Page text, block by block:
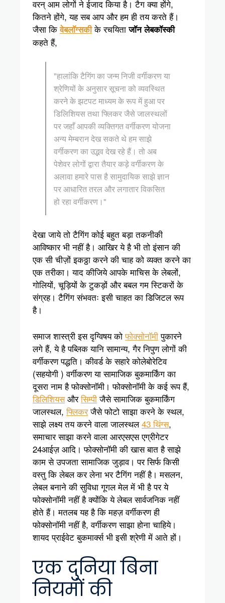
वरन् आम लोगों ने ईजाद किया है। टैग क्या होंगे,
कितने होंगे, यह सब आप और हम ही तय करते हैं।
जैसा किवेबलॉग्सकीके रचयिताजॉन लेबकॉस्की
कहते हैं,
"हालांकि टैगिंग का जन्म निजी वर्गीकरण या
श्रेणियों के अनुसार सूचना को व्यवस्थित
करने के झटपट माध्यम के रूप में हुआ पर
डिलिशियस तथा फ्लिकर जैसे जालस्थलों
पर जहाँ आपकी व्यक्तिगत वर्गीकरण योजना
अन्य मेम्बरान देख सकते थे हम साझे
वर्गीकरण का उद्भव देख रहे हैं। तो अब
पेशेवर लोगों द्वारा तैयार कड़े वर्गीकरण के
अलावा हमारे पास है सामुदायिक साझे ज्ञान
पर आधारित तरल और लगातार विकसित
हो रहा वर्गीकरण।"
देखा जाये तो टैगिंग कोई बहुत बड़ा तकनीकी
आविष्कार भी नहीं है। आखिर ये है भी तो इंसान की
एक सी चीज़ों इकठ्ठा करने की चाह को व्यक्त करने का
एक तरीका। याद कीजिये आपके माचिस के लेबलों,
गोलियों, चूड़ियों के टुकड़ों और बबल गम स्टिकरों के
संग्रह। टैगिंग संभवतः इसी चाहत का डिजिटल रूप
है।
समाज शास्त्री इस दृग्विषय कोफोक्सोनॉमीपुकारने
लगे हैं, ये है पब्लिक यानि सामान्य, गैर निपुण लोगों की
वर्गीकरण पद्धति। कीवर्ड के सहारे कोलेबोरेटिव
(सहयोगी ) वर्गीकरण या सामाजिक बुकमार्किंग का
दूसरा नाम है फोक्सोनॉमी। फोक्सोनॉमी के कई रूप हैं,
डिलिशियसऔरसिम्पीजैसे सामाजिक बुकमार्किंग
जालस्थल,फ्लिकरजैसे फोटो साझा करने के स्थल,
साझे लक्ष्य तय करने वाला जालस्थल43 थिंग्स,
समाचार साझा करने वाला आरएसएस एग्रीगेटर
24आईज़ आदि। फोक्सोनॉमी की खास बात है साझे
काम से उपजता सामाजिक जुड़ाव। पर सिर्फ किसी
वस्तु कि लेबल कर लेना भर टैगिंग नहीं है। मसलन,
लेबल बनाने की सुविधा गूगल मेल में भी है पर ये
फोक्सोनॉमी नहीं है क्योंकि ये लेबल सार्वजनिक नहीं
होते हैं। मतलब यह है कि महज़ वर्गीकरण ही
फोक्सोनॉमी नहीं है, वर्गीकरण साझा होना चाहिये।
शायद प्राईवेट बुकमार्क्स भी इसी श्रेणी में आते हों।
एक दुनिया बिना
नियमों की